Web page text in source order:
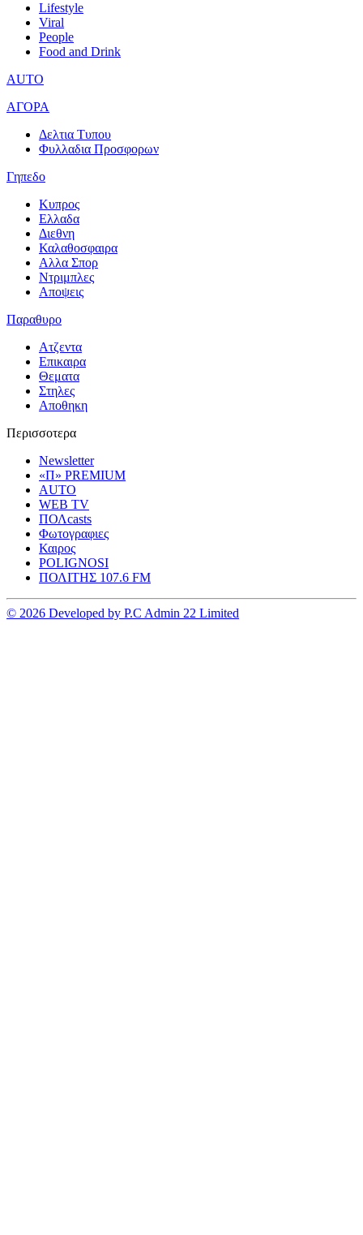
Lifestyle
Viral
People
Food and Drink
AUTO
ΑΓΟΡΑ
Δελτια Τυπου
Φυλλαδια Προσφορων
Γηπεδο
Κυπρος
Ελλαδα
Διεθνη
Καλαθοσφαιρα
Αλλα Σπορ
Ντριμπλες
Αποψεις
Παραθυρο
Ατζεντα
Επικαιρα
Θεματα
Στηλες
Αποθηκη
Περισσοτερα
Newsletter
«Π» PREMIUM
AUTO
WEB TV
ΠΟΛcasts
Φωτογραφιες
Καιρος
POLIGNOSI
ΠΟΛΙΤΗΣ 107.6 FM
© 2026 Developed by P.C Admin 22 Limited